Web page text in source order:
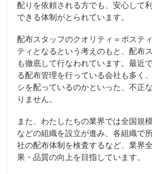
配りを依頼される方でも、安心して
できる体制がとられています。
配布スタッフのクオリティ＝ポステ
ティとなるという考えのもと、配布
も徹底して行なわれています。最近
る配布管理を行っている会社も多く
シを配っているのかといった、不正
りません。
また、わたしたちの業界では全国規
などの組織を設立が進み、各組織で
社の配布体制を検査するなど、業界
果・品質の向上を目指しています。